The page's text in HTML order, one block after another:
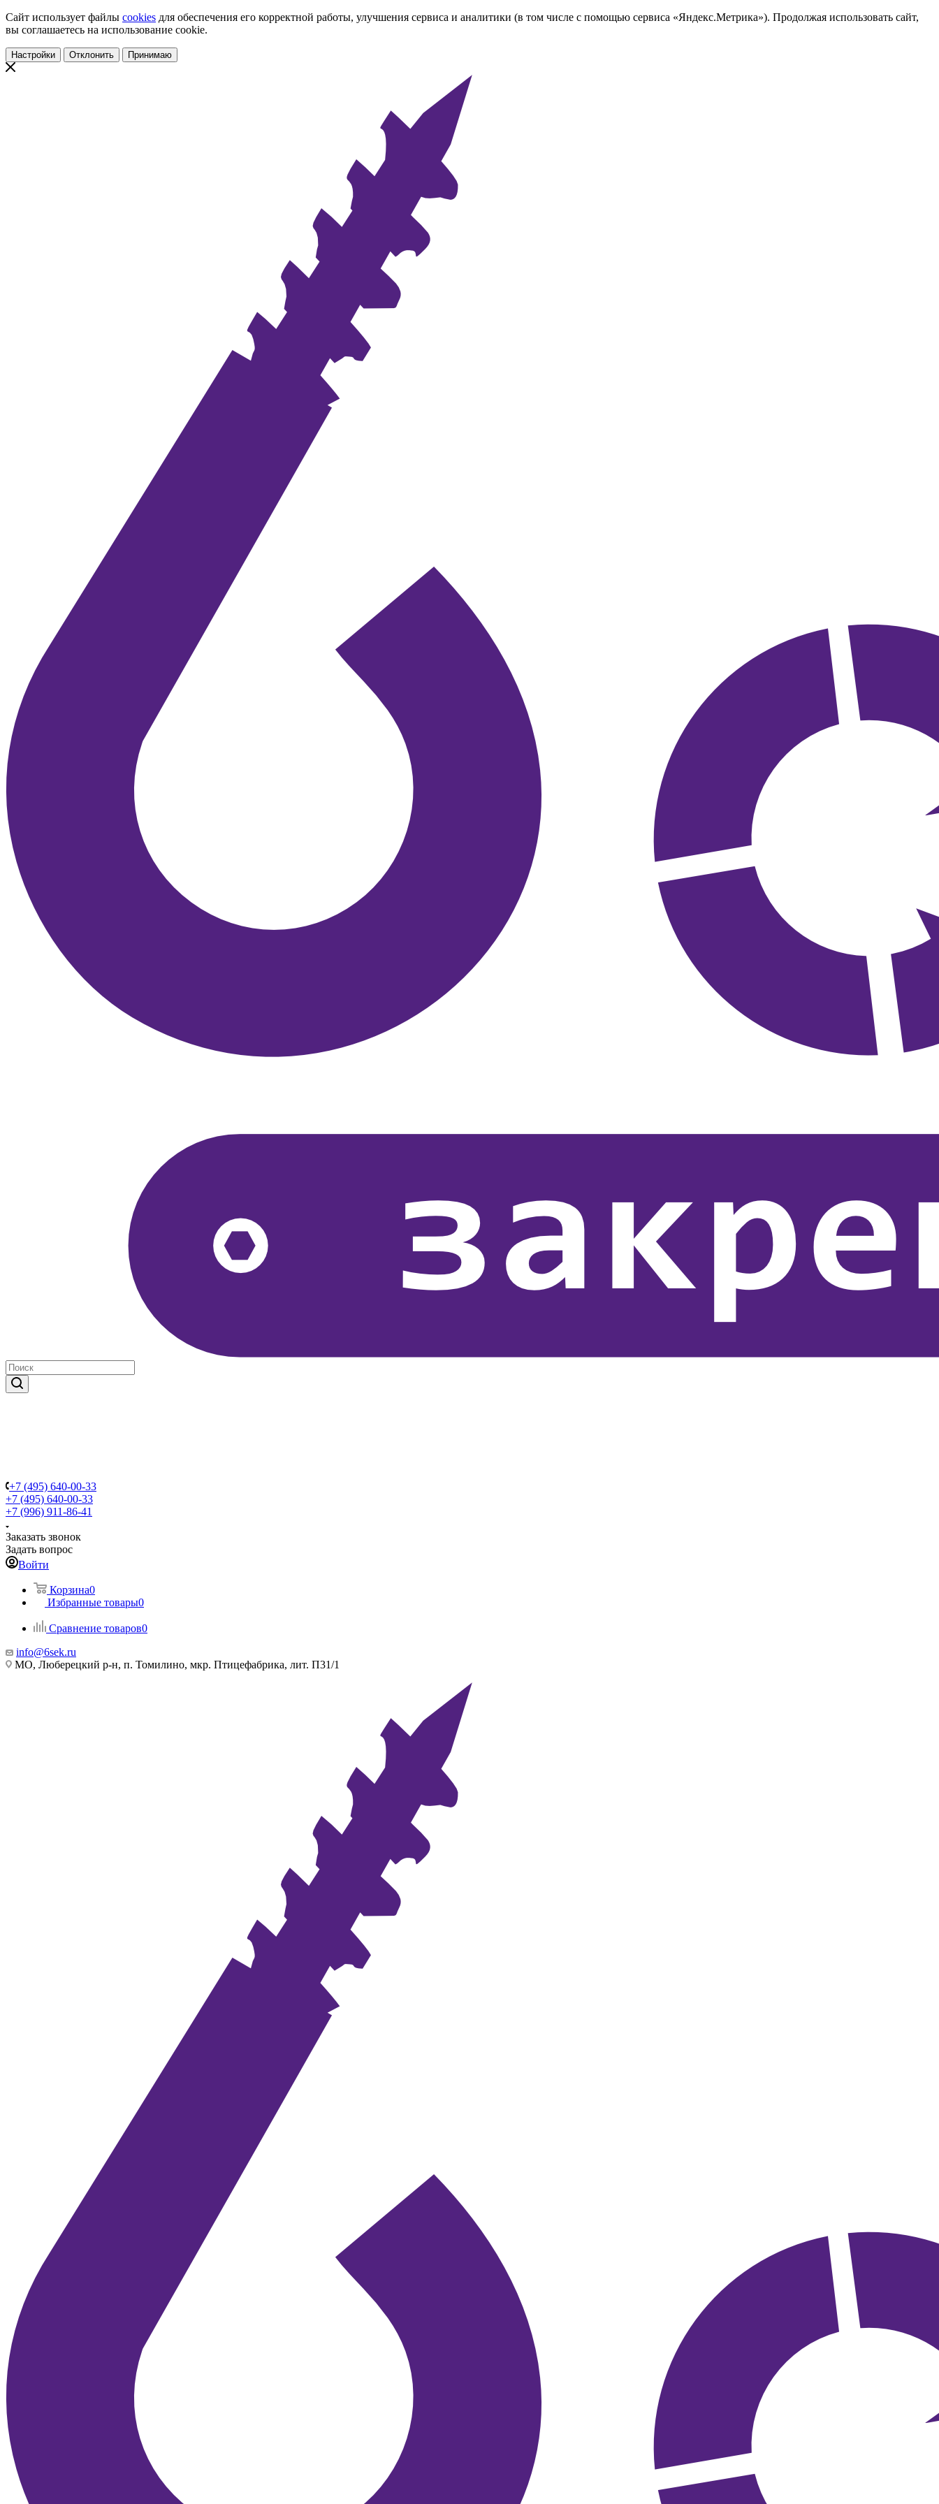
Сайт использует файлы cookies для обеспечения его корректной работы, улучшения сервиса и аналитики (в том числе с помощью сервиса «Яндекс.Метрика»). Продолжая использовать сайт,
вы соглашаетесь на использование cookie.
Настройки Отклонить Принимаю
+7 (495) 640-00-33
+7 (495) 640-00-33
+7 (996) 911-86-41
Заказать звонок
Задать вопрос
Войти
Корзина0
Избранные товары0
Сравнение товаров0
info@6sek.ru
МО, Люберецкий р-н, п. Томилино, мкр. Птицефабрика, лит. П31/1